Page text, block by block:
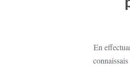
En